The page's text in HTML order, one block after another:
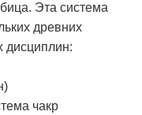
Эта система
древних
дисциплин:
чакр